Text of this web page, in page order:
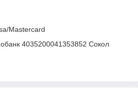
Mastercard
4035200041353852 Сокол